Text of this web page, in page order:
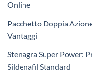
Online
Pacchetto Doppia
Vantaggi
Stenagra Super Power:
Sildenafil Standard